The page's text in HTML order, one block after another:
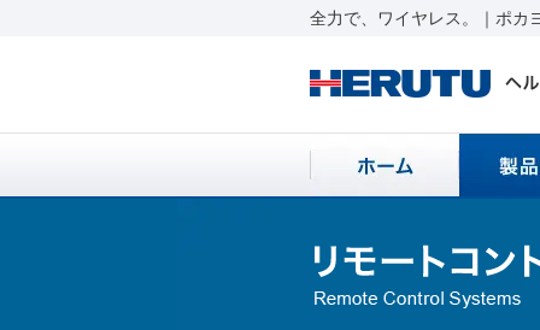
全力で、ワイヤレス。｜ポカ